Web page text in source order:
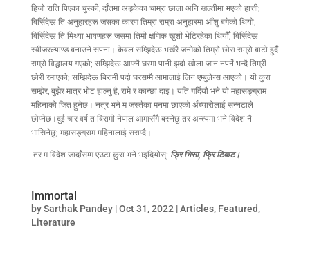
हिजो राति पिएका चुस्की, दाँतमा अड्केका चाम्रा छाला अनि खल्तीमा भएको हात्ती;
बिर्सिदेऊ ति अनुहारहरू जसका कारण तिम्रा राम्रा अनुहारमा आँशु बगेको थियो;
बिर्सिदेऊ ति मिथ्या भाषणहरू जसमा तिमी क्षणिक खुशी भेटिरहेका थियौँ; बिर्सिदेऊ
स्वीजरल्याण्ड बनाउने सपना। केवल सम्झिदेऊ भर्खरै जन्मेको तिम्रो छोरा राम्रो बाटो हुदैँ
राम्रो विद्धालय गएको; सम्झिदेऊ आफ्नै घरमा पानी झर्दा खोला जान नपर्ने भन्दै तिम्री
छोरी रमाएको; सम्झिदेऊ बिरामी पर्दा घरसम्मै आमालाई लिन एम्बुलेन्स आएको। यी कुरा
सम्झेर, बुझेर मात्र भोट हाल्नु है, रामे र कान्छा दाइ। यति गर्दियौ भने यो महासङ्ग्राम
महिनाको जित हुनेछ। नत्र भने म जस्तैका मनमा छाएको अँध्यारोलाई सन्नटाले
छोप्नेछ।दुई चार वर्ष त बिरामी नेपाल आमासँगै बस्नेछु तर अन्त्यमा भने विदेश नै
भासिनेछु; महासङ्ग्राम महिनालाई सराप्दै।
तर म विदेश जादाँसम्म एउटा कुरा भने भइदियोस्: फ्रि भिसा, फ्रि टिकट।
Immortal
bySarthak Pandey|Oct 31, 2022 |Articles, Featured,
Literature